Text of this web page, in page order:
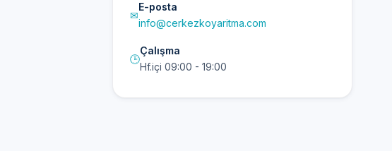
✉
E-posta
info@cerkezkoyaritma.com
🕒
Çalışma
Hf.içi 09:00 - 19:00